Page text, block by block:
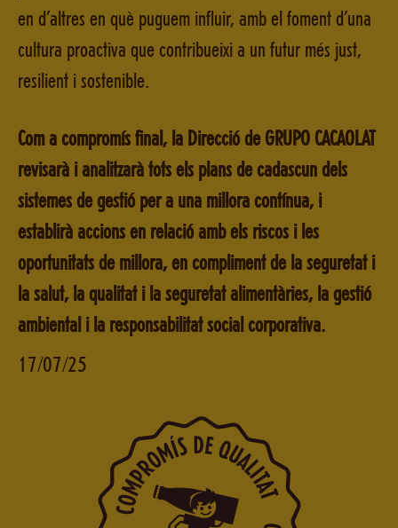
en d’altres en què puguem influir, amb el foment d’una
cultura proactiva que contribueixi a un futur més just,
resilient i sostenible.
Com a compromís final, la Direcció de GRUPO CACAOLAT
revisarà i analitzarà tots els plans de cadascun dels
sistemes de gestió per a una millora contínua, i
establirà accions en relació amb els riscos i les
oportunitats de millora, en compliment de la seguretat i
la salut, la qualitat i la seguretat alimentàries, la gestió
ambiental i la responsabilitat social corporativa.
17/07/25